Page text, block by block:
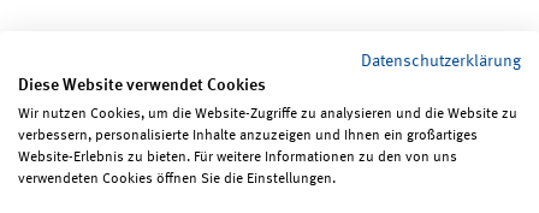
Seite teilen Seite drucken
Datenschutzerklärung
Diese Website verwendet Cookies
Wir nutzen Cookies, um die Website-Zugriffe zu analysieren und die Website zu
verbessern, personalisierte Inhalte anzuzeigen und Ihnen ein großartiges
Website-Erlebnis zu bieten. Für weitere Informationen zu den von uns
verwendeten Cookies öffnen Sie die Einstellungen.